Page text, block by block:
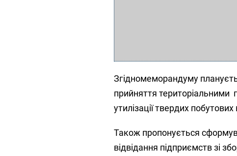
Згідномеморандуму
прийняття територіальними
утилізації твердих побутових
Також пропонується
відвідання підприємств зі